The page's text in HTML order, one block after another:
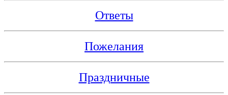
Ответы
Пожелания
Праздничные